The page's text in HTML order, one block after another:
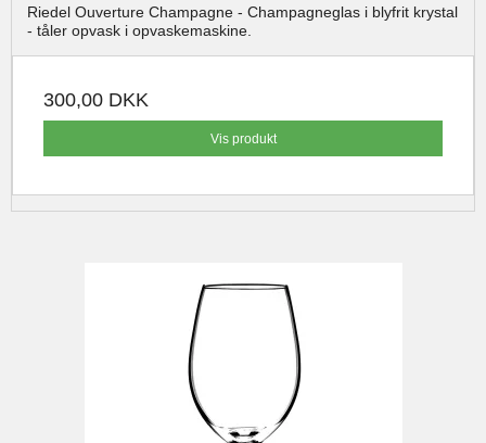
Riedel Ouverture Champagne - Champagneglas i blyfrit krystal
- tåler opvask i opvaskemaskine.
300,00 DKK
Vis produkt